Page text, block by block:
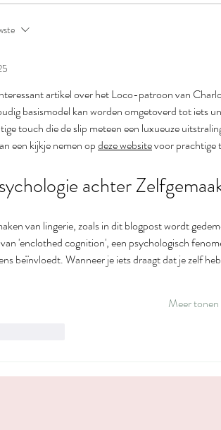
artikel over het Loco-patroon van
basismodel kan worden omgetoverd tot iets
touch die de slip meteen een luxueuze
een kijkje nemen op deze website voor prachtige
achter
van lingerie, zoals in dit blogpost wordt
'enclothed cognition', een psychologisch
beïnvloedt. Wanneer je iets draagt dat je zelf
Meer tonen